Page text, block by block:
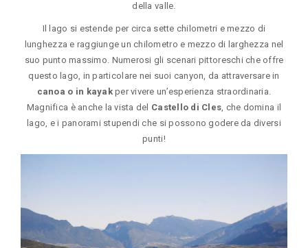
della valle.
Il lago si estende per circa sette chilometri e mezzo di
lunghezza e raggiunge un chilometro e mezzo di larghezza nel
suo punto massimo. Numerosi gli scenari pittoreschi che offre
questo lago, in particolare nei suoi canyon, da attraversare in
canoa o in kayakper vivere un’esperienza straordinaria.
Magnifica è anche la vista del Castello di Cles, che domina il
lago, e i panorami stupendi che si possono godere da diversi
punti!